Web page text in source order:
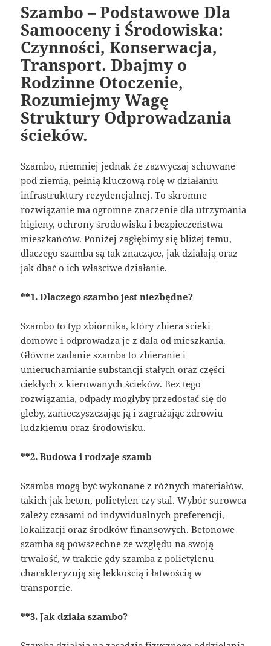
Szambo – Podstawowe Dla
Samooceny i Środowiska:
Czynności, Konserwacja,
Transport. Dbajmy o
Rodzinne Otoczenie,
Rozumiejmy Wagę
Struktury Odprowadzania
ścieków.
Szambo, niemniej jednak że zazwyczaj schowane
pod ziemią, pełnią kluczową rolę w działaniu
infrastruktury rezydencjalnej. To skromne
rozwiązanie ma ogromne znaczenie dla utrzymania
higieny, ochrony środowiska i bezpieczeństwa
mieszkańców. Poniżej zagłębimy się bliżej temu,
dlaczego szamba są tak znaczące, jak działają oraz
jak dbać o ich właściwe działanie.
**1. Dlaczego szambo jest niezbędne?
Szambo to typ zbiornika, który zbiera ścieki
domowe i odprowadza je z dala od mieszkania.
Główne zadanie szamba to zbieranie i
unieruchamianie substancji stałych oraz części
ciekłych z kierowanych ścieków. Bez tego
rozwiązania, odpady mogłyby przedostać się do
gleby, zanieczyszczając ją i zagrażając zdrowiu
ludzkiemu oraz środowisku.
**2. Budowa i rodzaje szamb
Szamba mogą być wykonane z różnych materiałów,
takich jak beton, polietylen czy stal. Wybór surowca
zależy czasami od indywidualnych preferencji,
lokalizacji oraz środków finansowych. Betonowe
szamba są powszechne ze względu na swoją
trwałość, w trakcie gdy szamba z polietylenu
charakteryzują się lekkością i łatwością w
transporcie.
**3. Jak działa szambo?